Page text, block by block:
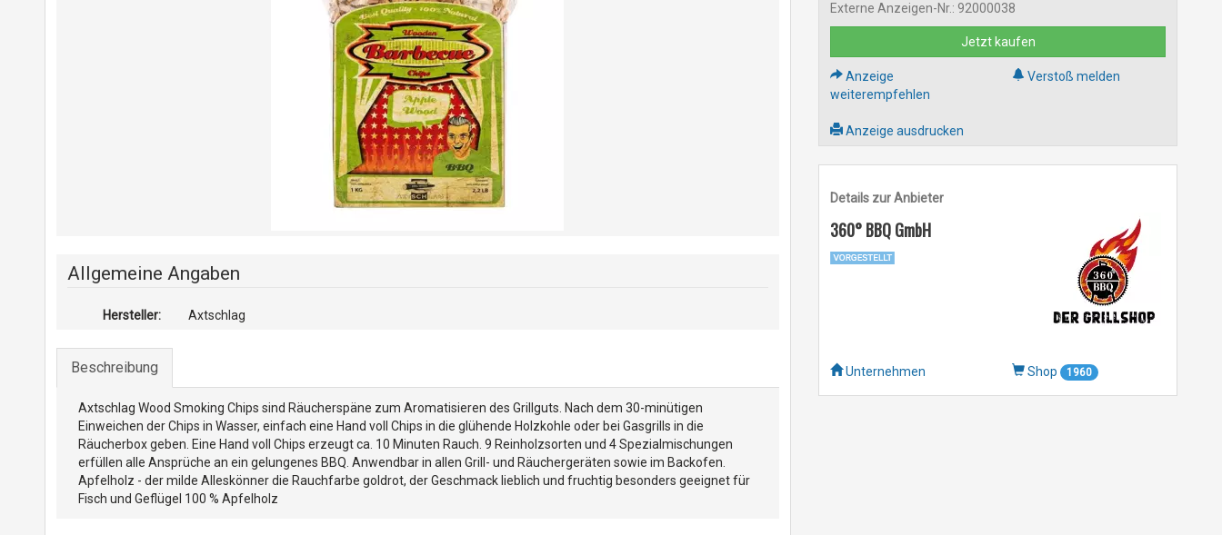
Allgemeine Angaben
Hersteller: Axtschlag
Beschreibung
Axtschlag Wood Smoking Chips sind Räucherspäne zum Aromatisieren des Grillguts. Nach dem 30-minütigen
Einweichen der Chips in Wasser, einfach eine Hand voll Chips in die glühende Holzkohle oder bei Gasgrills in die
Räucherbox geben. Eine Hand voll Chips erzeugt ca. 10 Minuten Rauch. 9 Reinholzsorten und 4 Spezialmischungen
erfüllen alle Ansprüche an ein gelungenes BBQ. Anwendbar in allen Grill- und Räuchergeräten sowie im Backofen.
Apfelholz - der milde Alleskönner die Rauchfarbe goldrot, der Geschmack lieblich und fruchtig besonders geeignet für
Fisch und Geflügel 100 % Apfelholz
Externe Anzeigen-Nr.: 92000038
Jetzt kaufen
Anzeige
weiterempfehlen
Verstoß melden
Anzeige ausdrucken
Details zur Anbieter
360° BBQ GmbH
Unternehmen Shop 1960